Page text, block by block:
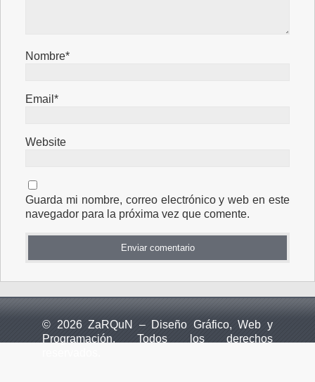
Nombre*
Email*
Website
Guarda mi nombre, correo electrónico y web en este
navegador para la próxima vez que comente.
© 2026 ZaRQuN – Diseño Gráfico, Web y
Programación. Todos los derechos